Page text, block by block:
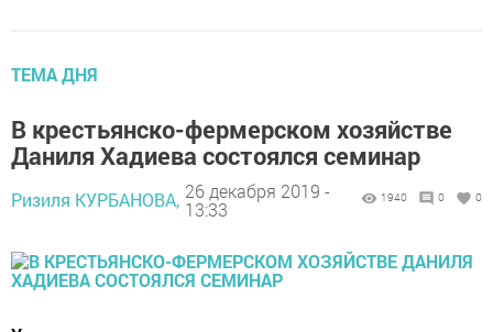
ТЕМА ДНЯ
В крестьянско-фермерском хозяйстве
Даниля Хадиева состоялся семинар
Ризиля КУРБАНОВА, 26 декабря 2019 -
13:33
1940 0 0